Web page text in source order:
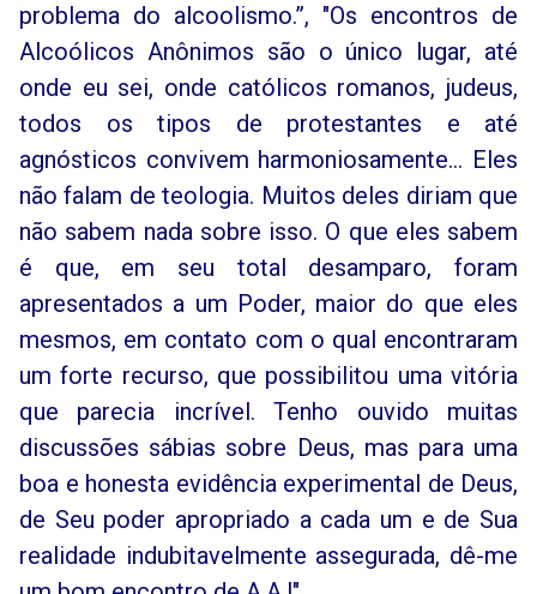
problema do alcoolismo.”, "Os encontros de
Alcoólicos Anônimos são o único lugar, até
onde eu sei, onde católicos romanos, judeus,
todos os tipos de protestantes e até
agnósticos convivem harmoniosamente... Eles
não falam de teologia. Muitos deles diriam que
não sabem nada sobre isso. O que eles sabem
é que, em seu total desamparo, foram
apresentados a um Poder, maior do que eles
mesmos, em contato com o qual encontraram
um forte recurso, que possibilitou uma vitória
que parecia incrível. Tenho ouvido muitas
discussões sábias sobre Deus, mas para uma
boa e honesta evidência experimental de Deus,
de Seu poder apropriado a cada um e de Sua
realidade indubitavelmente assegurada, dê-me